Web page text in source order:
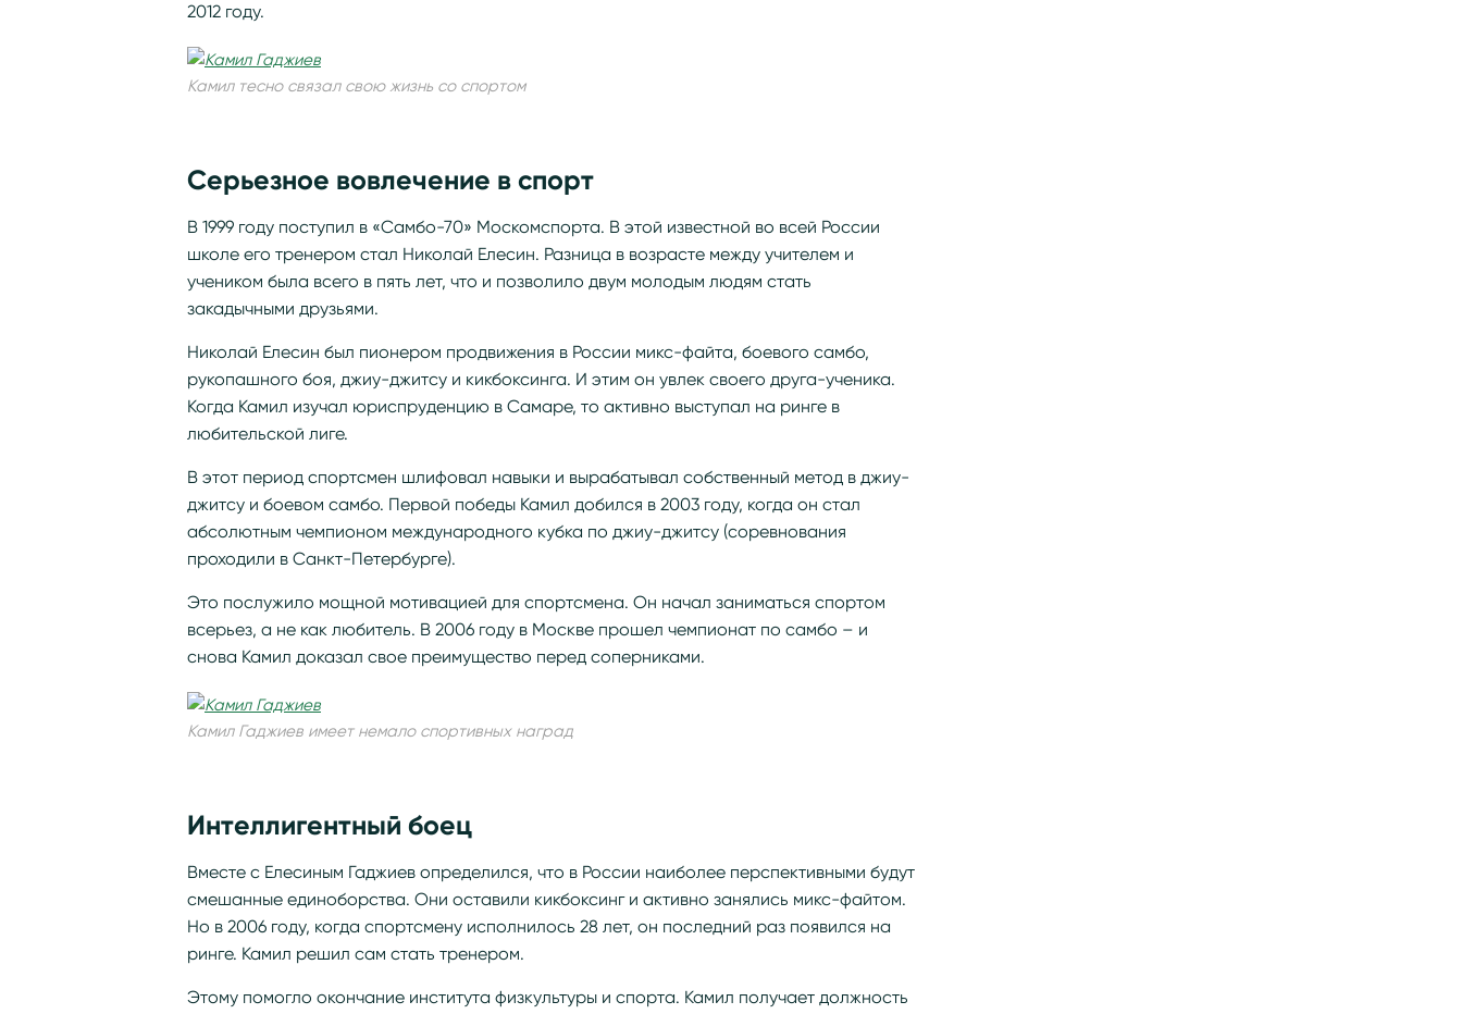
2012 году.
Камил тесно связал свою жизнь со спортом
Серьезное вовлечение в спорт
В 1999 году поступил в «Самбо-70» Москомспорта. В этой известной во всей России
школе его тренером стал Николай Елесин. Разница в возрасте между учителем и
учеником была всего в пять лет, что и позволило двум молодым людям стать
закадычными друзьями.
Николай Елесин был пионером продвижения в России микс-файта, боевого самбо,
рукопашного боя, джиу-джитсу и кикбоксинга. И этим он увлек своего друга-ученика.
Когда Камил изучал юриспруденцию в Самаре, то активно выступал на ринге в
любительской лиге.
В этот период спортсмен шлифовал навыки и вырабатывал собственный метод в джиу-
джитсу и боевом самбо. Первой победы Камил добился в 2003 году, когда он стал
абсолютным чемпионом международного кубка по джиу-джитсу (соревнования
проходили в Санкт-Петербурге).
Это послужило мощной мотивацией для спортсмена. Он начал заниматься спортом
всерьез, а не как любитель. В 2006 году в Москве прошел чемпионат по самбо – и
снова Камил доказал свое преимущество перед соперниками.
Камил Гаджиев имеет немало спортивных наград
Интеллигентный боец
Вместе с Елесиным Гаджиев определился, что в России наиболее перспективными будут
смешанные единоборства. Они оставили кикбоксинг и активно занялись микс-файтом.
Но в 2006 году, когда спортсмену исполнилось 28 лет, он последний раз появился на
ринге. Камил решил сам стать тренером.
Этому помогло окончание института физкультуры и спорта. Камил получает должность